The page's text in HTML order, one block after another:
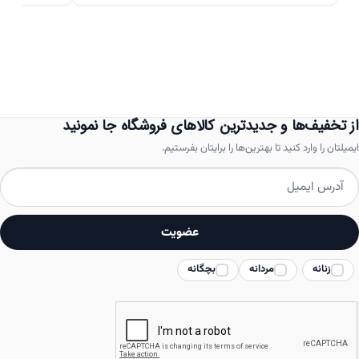
باشد.
ها
در
از تخفیف‌ها و جدیدترین کالاهای فروشگاه جا نمونید
ایمیلتان را وارد کنید تا بهترین‌ها را برایتان بفرستیم.
زنانه مردانه بچگانه
عضویت